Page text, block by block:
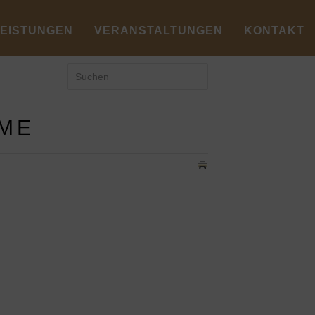
VERANSTALTUNGEN KONTAKT